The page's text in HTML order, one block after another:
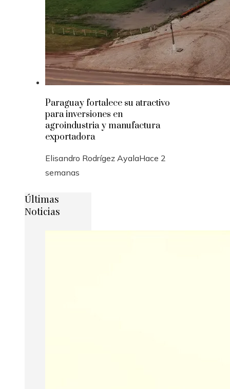
Paraguay fortalece su atractivo
para inversiones en
agroindustria y manufactura
exportadora
Elisandro Rodrígez AyalaHace 2
semanas
Últimas
Noticias